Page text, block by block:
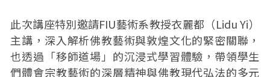
此次講座特別邀請FIU藝術系教授衣麗都（Lidu Yi）
主講，深入解析佛教藝術與敦煌文化的緊密關聯，
也透過「移師道場」的沉浸式學習體驗，帶領學生
們體會宗教藝術的深層精神與佛教現代弘法的多元